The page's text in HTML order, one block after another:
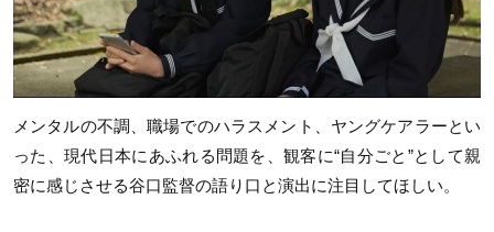
メンタルの不調、職場でのハラスメント、ヤングケアラーとい
った、現代日本にあふれる問題を、観客に“自分ごと”として親
密に感じさせる谷口監督の語り口と演出に注目してほしい。